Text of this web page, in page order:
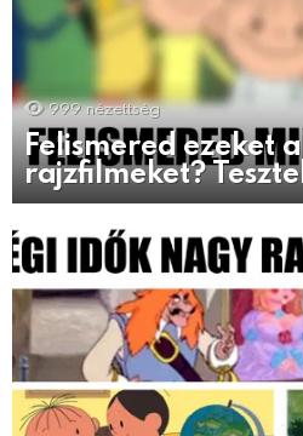
999 nézettség
Felismered ezeket
rajzfilmeket?